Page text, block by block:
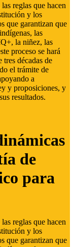
reglas que hacen
y los
que garantizan que
las
la niñez, las
proceso se hará
tres décadas de
el trámite de
a
y proposiciones, y
resultados.
de
para
reglas que hacen
y los
que garantizan que